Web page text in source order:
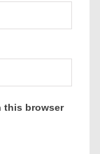
this browser